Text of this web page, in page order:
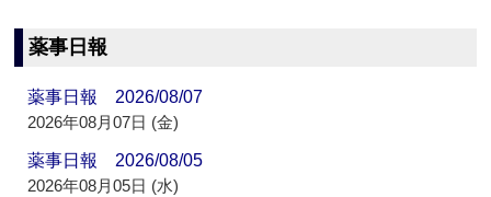
薬事日報
薬事日報 2026/08/07
2026年08月07日 (金)
薬事日報 2026/08/05
2026年08月05日 (水)